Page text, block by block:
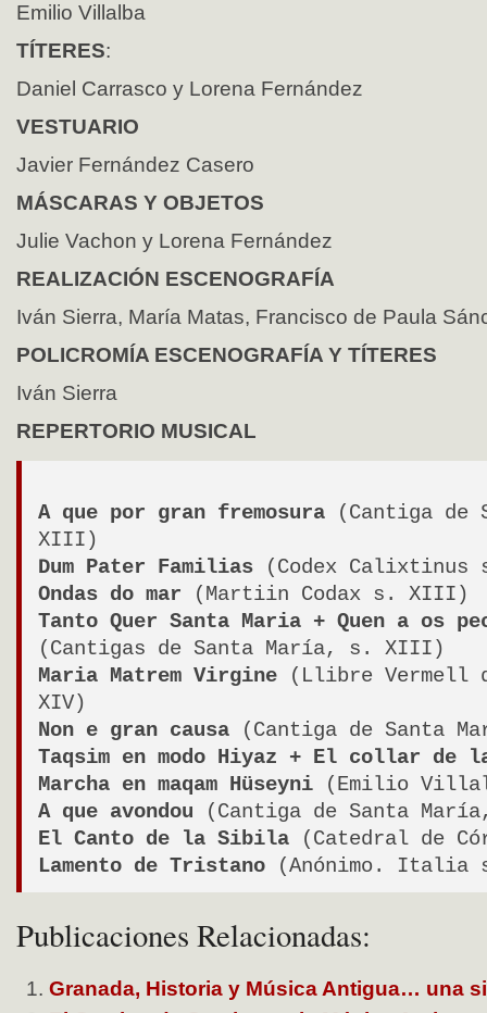
Emilio Villalba
TÍTERES:
Daniel Carrasco y Lorena Fernández
VESTUARIO
Javier Fernández Casero
MÁSCARAS Y OBJETOS
Julie Vachon y Lorena Fernández
REALIZACIÓN ESCENOGRAFÍA
Iván Sierra, María Matas, Francisco de Paula
POLICROMÍA ESCENOGRAFÍA Y TÍTERES
Iván Sierra
REPERTORIO MUSICAL
A que por gran fremosura (Cantiga de
XIII)
Dum Pater Familias (Codex
Ondas do mar
(Martiin Codax s. XIII)
Tanto Quer Santa Maria + Quen a os
(Cantigas de Santa María, s. XIII)
Maria Matrem Virgine (Llibre Vermell
XIV)
Non e gran causa
(Cantiga de Santa
Taqsim en modo Hiyaz + El collar de
Marcha en maqam Hüseyni (Emilio
A que avondou (Cantiga de Santa
El Canto de la Sibila (Catedral de
Lamento de Tristano (Anónimo. Italia
Publicaciones Relacionadas:
Granada, Historia y Música Antigua… una